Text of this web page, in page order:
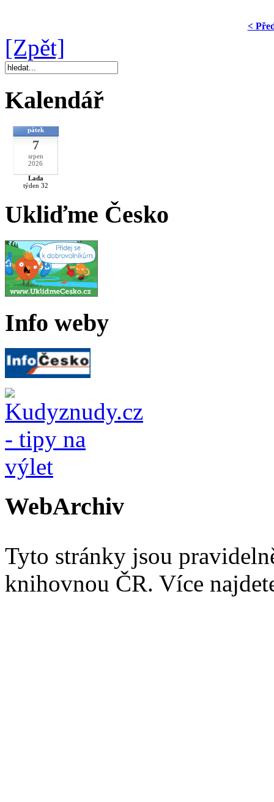
<
[Zpět]
Kalendář
pátek
7
srpen
2026
Lada
týden 32
Ukliďme Česko
Info weby
WebArchiv
Tyto stránky jsou
knihovnou ČR. Více